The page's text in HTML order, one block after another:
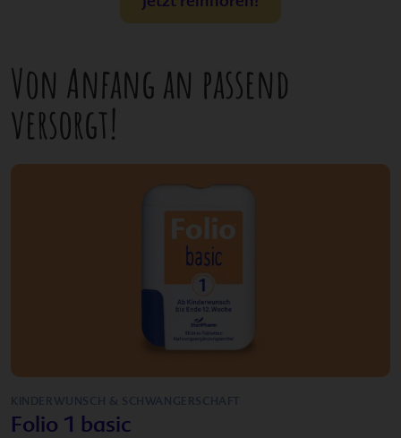
Von Anfang an passend
versorgt!
KINDERWUNSCH & SCHWANGERSCHAFT
Folio 1 basic